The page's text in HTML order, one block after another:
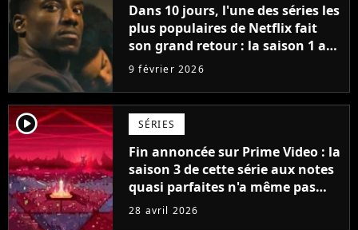
Dans 10 jours, l'une des séries les
plus populaires de Netflix fait
son grand retour : la saison 1 a
cumulé plus de 98 millions de
9 février 2026
player2 SÉRIES
Fin annoncée sur Prime Video : la
saison 3 de cette série aux notes
quasi parfaites n'a même pas
encore été diffusée, mais elle se
28 avril 2026